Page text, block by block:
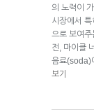
의 노력이
시장에서
으로 보여주
전, 마이클
음료(soda)
보기